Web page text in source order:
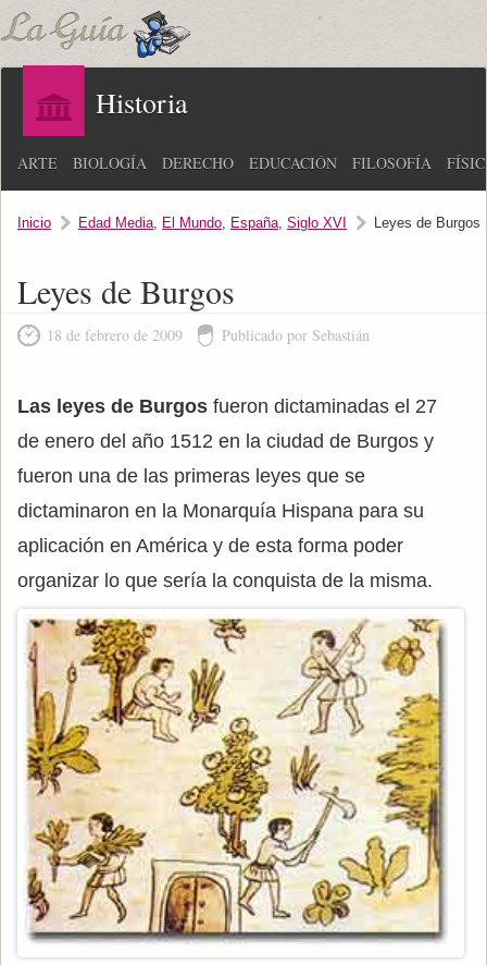
Historia
ARTE BIOLOGÍA DERECHO EDUCACIÓN FILOSOFÍA
Inicio Edad Media, El Mundo, España, Siglo XVI Leyes de Burgos
Leyes de Burgos
18 de febrero de 2009 Publicado por Sebastián
Las leyes de Burgos fueron dictaminadas el 27
de enero del año 1512 en la ciudad de Burgos y
fueron una de las primeras leyes que se
dictaminaron en la Monarquía Hispana para su
aplicación en América y de esta forma poder
organizar lo que sería la conquista de la misma.